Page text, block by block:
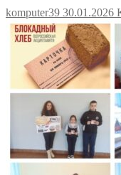
komputer39 30.01.2026